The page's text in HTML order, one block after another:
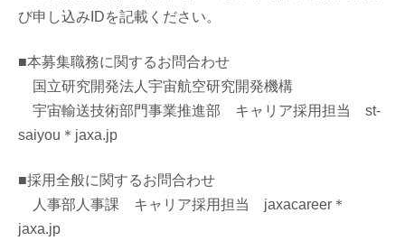
び申し込みIDを記載ください。
■本募集職務に関するお問合わせ
国立研究開発法人宇宙航空研究開発機構
宇宙輸送技術部門事業推進部 キャリア採用担当 st-
saiyou ＊jaxa.jp
■採用全般に関するお問合わせ
人事部人事課 キャリア採用担当 jaxacareer＊
jaxa.jp